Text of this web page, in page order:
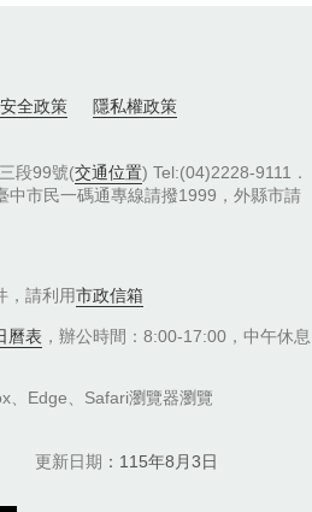
全政策 隱私權政策
段99號(交通位置) Tel:(04)2228-9111．
中市民一碼通專線請撥1999，外縣市請
，請利用市政信箱
曆表 ，辦公時間：8:00-17:00，中午休息
、Edge、Safari瀏覽器瀏覽
更新日期 115年8月3日